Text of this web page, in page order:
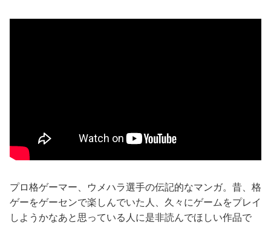
プロ格ゲーマー、ウメハラ選手の伝記的なマンガ。昔、格
ゲーをゲーセンで楽しんでいた人、久々にゲームをプレイ
しようかなあと思っている人に是非読んでほしい作品で